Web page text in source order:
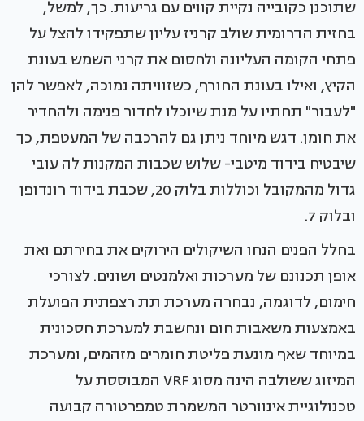
שתוכנן כקובייה נקיית קווים עם גריעות. כך, למשל,
בחזית הדרומית שולב קרניז עליון שתפקידו להצל על
פתחי הקומה העליונה ולחסום את קרני השמש בעונת
הקיץ, ואילו בעונת החורף, כשזוויתה נמוכה, לאפשר להן
"לעבור" תחתיו על מנת שיוכלו לחדור פנימה ולהחדיר
את חומן. דגש מיוחד ניתן גם להרכבה של המעטפת, כך
שיבטיח בידוד מיטבי- שלוש שכבות המקנות לה עובי
גדול מהמקובל וכוללות בלוק 20, שכבת בידוד רונדופן
ובלוק 7.
בחלל הפנים הנחו השיקולים הירוקים את בחירתם ואת
אופן תכנונם של מערכות ואלמנטים ושונים. לצורכי
חימום, לדוגמה, נבחרה מערכת תת רצפתית הפועלת
באמצעות משאבות חום ונחשבת למערכת חסכונית
במיוחד שאף מונעת פליטת חומרים מזהמים, ומערכת
המיזוג ששולבה הינה מסוג VRF המבוססת על
טכנולוגיית אינוורטר המשמרת טמפרטורה קבועה